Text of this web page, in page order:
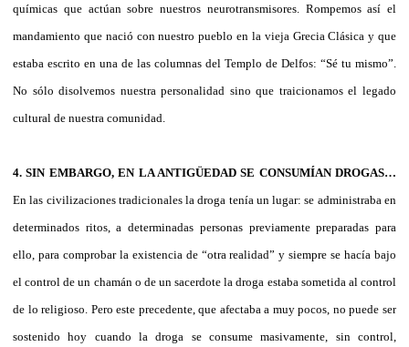
químicas que actúan sobre nuestros neurotransmisores. Rompemos así el
mandamiento que nació con nuestro pueblo en la vieja Grecia Clásica y que
estaba escrito en una de las columnas del Templo de Delfos: “Sé tu mismo”.
No sólo disolvemos nuestra personalidad sino que traicionamos el legado
cultural de nuestra comunidad.
4. SIN EMBARGO, EN LA ANTIGÜEDAD SE CONSUMÍAN DROGAS…
En las civilizaciones tradicionales la droga tenía un lugar: se administraba en
determinados ritos, a determinadas personas previamente preparadas para
ello, para comprobar la existencia de “otra realidad” y siempre se hacía bajo
el control de un chamán o de un sacerdote la droga estaba sometida al control
de lo religioso. Pero este precedente, que afectaba a muy pocos, no puede ser
sostenido hoy cuando la droga se consume masivamente, sin control,